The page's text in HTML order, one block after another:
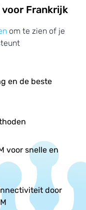
voor Frankrijk
om te zien of je
en de beste
voor snelle en
door